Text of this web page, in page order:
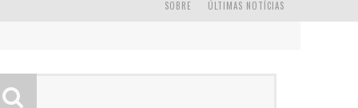
ÚLTIMAS NOTÍCIAS
SOBRE